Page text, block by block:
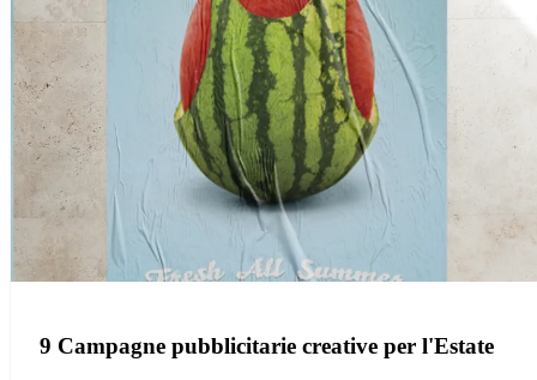
9 Campagne pubblicitarie creative per l'Estate